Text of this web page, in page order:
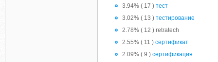
3.94% ( 17 ) тест
3.02% ( 13 ) тестирование
2.78% ( 12 ) retratech
2.55% ( 11 ) сертификат
2.09% ( 9 ) сертификация